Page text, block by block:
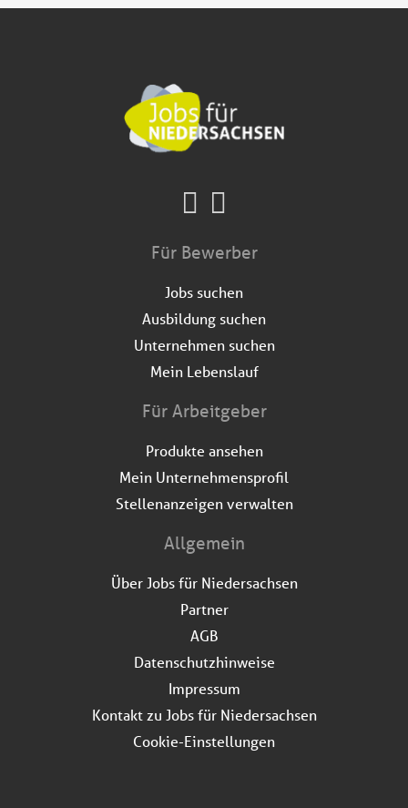
Für Bewerber
Jobs suchen
Ausbildung suchen
Unternehmen suchen
Mein Lebenslauf
Für Arbeitgeber
Produkte ansehen
Mein Unternehmensprofil
Stellenanzeigen verwalten
Allgemein
Über Jobs für Niedersachsen
Partner
AGB
Datenschutzhinweise
Impressum
Kontakt zu Jobs für Niedersachsen
Cookie-Einstellungen